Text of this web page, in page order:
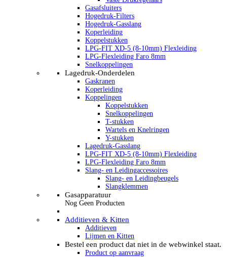
Gasafsluiters
Hogedruk-Filters
Hogedruk-Gasslang
Koperleiding
Koppelstukken
LPG-FIT XD-5 (8-10mm) Flexleiding
LPG-Flexleiding Faro 8mm
Snelkoppelingen
Lagedruk-Onderdelen
Gaskranen
Koperleiding
Koppelingen
Koppelstukken
Snelkoppelingen
T-stukken
Wartels en Knelringen
Y-stukken
Lagedruk-Gasslang
LPG-FIT XD-5 (8-10mm) Flexleiding
LPG-Flexleiding Faro 8mm
Slang- en Leidingaccessoires
Slang- en Leidingbeugels
Slangklemmen
Gasapparatuur
Nog Geen Producten
Additieven & Kitten
Additieven
Lijmen en Kitten
Bestel een product dat niet in de webwinkel staat.
Product op aanvraag